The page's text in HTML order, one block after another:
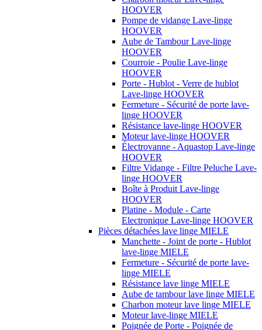
HOOVER
Pompe de vidange Lave-linge
HOOVER
Aube de Tambour Lave-linge
HOOVER
Courroie - Poulie Lave-linge
HOOVER
Porte - Hublot - Verre de hublot
Lave-linge HOOVER
Fermeture - Sécurité de porte lave-
linge HOOVER
Résistance lave-linge HOOVER
Moteur lave-linge HOOVER
Électrovanne - Aquastop Lave-linge
HOOVER
Filtre Vidange - Filtre Peluche Lave-
linge HOOVER
Boîte à Produit Lave-linge
HOOVER
Platine - Module - Carte
Electronique Lave-linge HOOVER
Pièces détachées lave linge MIELE
Manchette - Joint de porte - Hublot
lave-linge MIELE
Fermeture - Sécurité de porte lave-
linge MIELE
Résistance lave linge MIELE
Aube de tambour lave linge MIELE
Charbon moteur lave linge MIELE
Moteur lave-linge MIELE
Poignée de Porte - Poignée de